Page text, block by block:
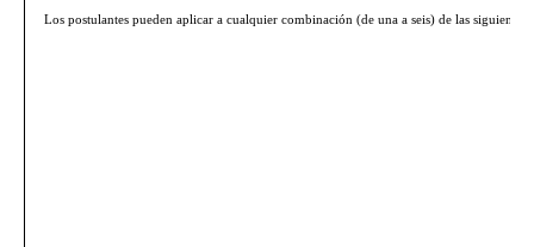
Los postulantes pueden aplicar a cualquier combinación (de una a seis) de las siguientes